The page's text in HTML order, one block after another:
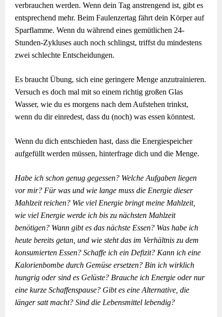
verbrauchen werden. Wenn dein Tag anstrengend ist, gibt es
entsprechend mehr. Beim Faulenzertag fährt dein Körper auf
Sparflamme. Wenn du während eines gemütlichen 24-
Stunden-Zykluses auch noch schlingst, triffst du mindestens
zwei schlechte Entscheidungen.
Es braucht Übung, sich eine geringere Menge anzutrainieren.
Versuch es doch mal mit so einem richtig großen Glas
Wasser, wie du es morgens nach dem Aufstehen trinkst,
wenn du dir einredest, dass du (noch) was essen könntest.
Wenn du dich entschieden hast, dass die Energiespeicher
aufgefüllt werden müssen, hinterfrage dich und die Menge.
Habe ich schon genug gegessen? Welche Aufgaben liegen
vor mir? Für was und wie lange muss die Energie dieser
Mahlzeit reichen? Wie viel Energie bringt meine Mahlzeit,
wie viel Energie werde ich bis zu nächsten Mahlzeit
benötigen? Wann gibt es das nächste Essen? Was habe ich
heute bereits getan, und wie steht das im Verhältnis zu dem
konsumierten Essen? Schaffe ich ein Defizit? Kann ich eine
Kalorienbombe durch Gemüse ersetzen? Bin ich wirklich
hungrig oder sind es Gelüste? Brauche ich Energie oder nur
eine kurze Schaffenspause? Gibt es eine Alternative, die
länger satt macht? Sind die Lebensmittel lebendig?